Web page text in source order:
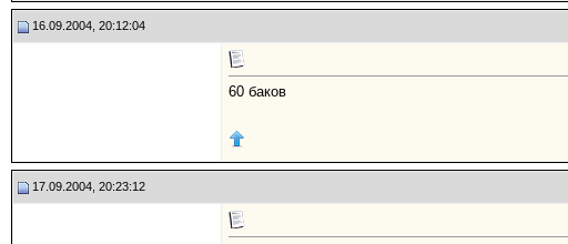
16.09.2004, 20:12:04
60 баков
17.09.2004, 20:23:12